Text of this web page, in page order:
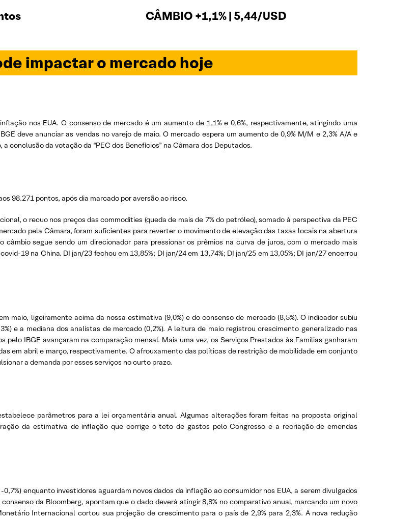
CÂMBIO +1,1% | 5,44/USD
impactar o mercado hoje
nos EUA. O consenso de mercado é um aumento de 1,1% e 0,6%, respectivamente, atingindo uma
deve anunciar as vendas no varejo de maio. O mercado espera um aumento de 0,9% M/M e 2,3% A/A e
conclusão da votação da “PEC dos Benefícios” na Câmara dos Deputados.
98.271 pontos, após dia marcado por aversão ao risco.
o recuo nos preços das commodities (queda de mais de 7% do petróleo), somado à perspectiva da PEC
pela Câmara, foram suficientes para reverter o movimento de elevação das taxas locais na abertura
segue sendo um direcionador para pressionar os prêmios na curva de juros, com o mercado mais
19 na China. DI jan/23 fechou em 13,85%; DI jan/24 em 13,74%; DI jan/25 em 13,05%; DI jan/27 encerrou
maio, ligeiramente acima da nossa estimativa (9,0%) e do consenso de mercado (8,5%). O indicador subiu
e a mediana dos analistas de mercado (0,2%). A leitura de maio registrou crescimento generalizado nas
pelo IBGE avançaram na comparação mensal. Mais uma vez, os Serviços Prestados às Famílias ganharam
em abril e março, respectivamente. O afrouxamento das políticas de restrição de mobilidade em conjunto
a demanda por esses serviços no curto prazo.
parâmetros para a lei orçamentária anual. Algumas alterações foram feitas na proposta original
da estimativa de inflação que corrige o teto de gastos pelo Congresso e a recriação de emendas
-0,7%) enquanto investidores aguardam novos dados da inflação ao consumidor nos EUA, a serem divulgados
da Bloomberg, apontam que o dado deverá atingir 8,8% no comparativo anual, marcando um novo
Internacional cortou sua projeção de crescimento para o país de 2,9% para 2,3%. A nova redução